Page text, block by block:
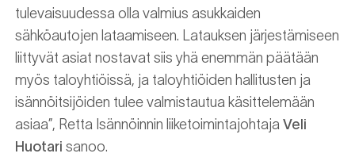
tulevaisuudessa olla valmius asukkaiden
sähköautojen lataamiseen. Latauksen järjestämiseen
liittyvät asiat nostavat siis yhä enemmän päätään
myös taloyhtiöissä, ja taloyhtiöiden hallitusten ja
isännöitsijöiden tulee valmistautua käsittelemään
asiaa”, Retta Isännöinnin liiketoimintajohtaja Veli
Huotari sanoo.